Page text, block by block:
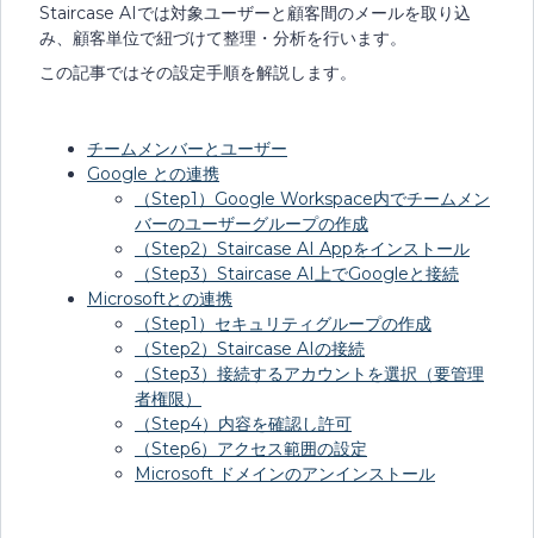
Staircase AIでは対象ユーザーと顧客間のメールを取り込
み、顧客単位で紐づけて整理・分析を行います。
この記事ではその設定手順を解説します。
チームメンバーとユーザー
Google との連携
（Step1）Google Workspace内でチームメン
バーのユーザーグループの作成
（Step2）Staircase AI Appをインストール
（Step3）Staircase AI上でGoogleと接続
Microsoftとの連携
（Step1）セキュリティグループの作成
（Step2）Staircase AIの接続
（Step3）接続するアカウントを選択（要管理
者権限）
（Step4）内容を確認し許可
（Step6）アクセス範囲の設定
Microsoft ドメインのアンインストール